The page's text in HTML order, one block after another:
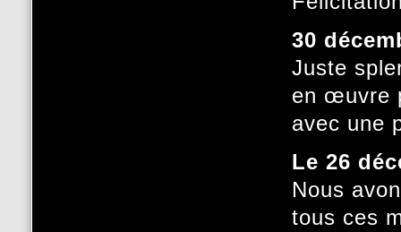
30
Juste
en œuvre
avec une
Le 26
Nous
tous ces